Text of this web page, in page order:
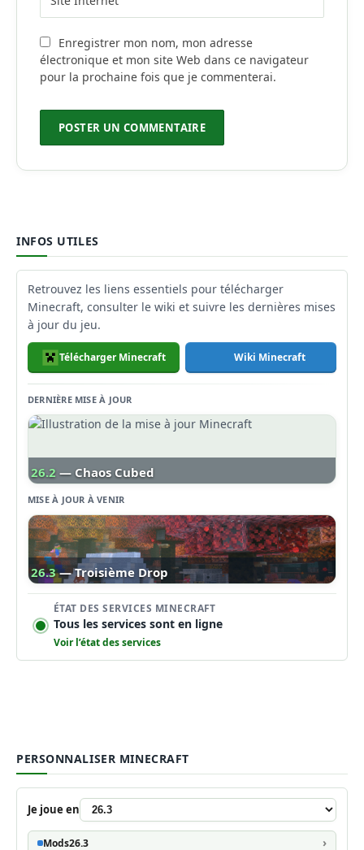
Enregistrer mon nom, mon adresse
électronique et mon site Web dans ce navigateur
pour la prochaine fois que je commenterai.
INFOS UTILES
Retrouvez les liens essentiels pour télécharger
Minecraft, consulter le wiki et suivre les dernières mises
à jour du jeu.
Télécharger Minecraft Wiki Minecraft
DERNIÈRE MISE À JOUR
26.2 — Chaos Cubed
MISE À JOUR À VENIR
26.3 — Troisième Drop
ÉTAT DES SERVICES MINECRAFT
Tous les services sont en ligne
Voir l’état des services
PERSONNALISER MINECRAFT
Je joue en
Mods26.3